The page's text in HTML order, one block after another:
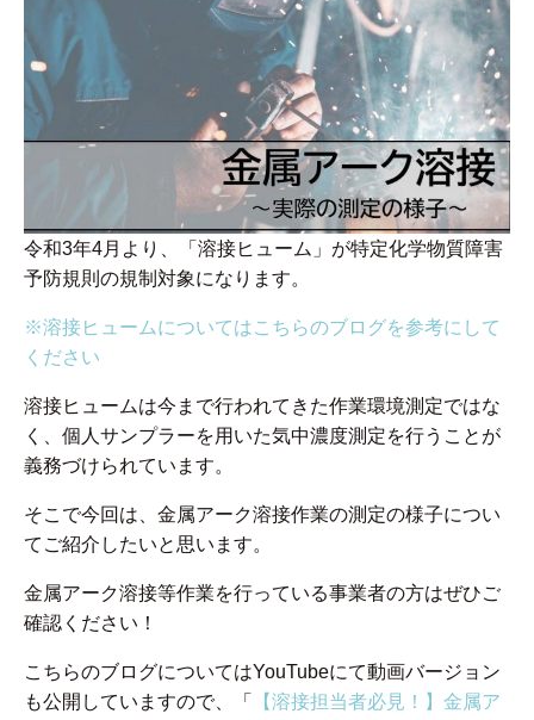
令和3年4月より、「溶接ヒューム」が特定化学物質障害
予防規則の規制対象になります。
※溶接ヒュームについてはこちらのブログを参考にして
ください
溶接ヒュームは今まで行われてきた作業環境測定ではな
く、個人サンプラーを用いた気中濃度測定を行うことが
義務づけられています。
そこで今回は、金属アーク溶接作業の測定の様子につい
てご紹介したいと思います。
金属アーク溶接等作業を行っている事業者の方はぜひご
確認ください！
こちらのブログについてはYouTubeにて動画バージョン
も公開していますので、「
【溶接担当者必見！】金属ア